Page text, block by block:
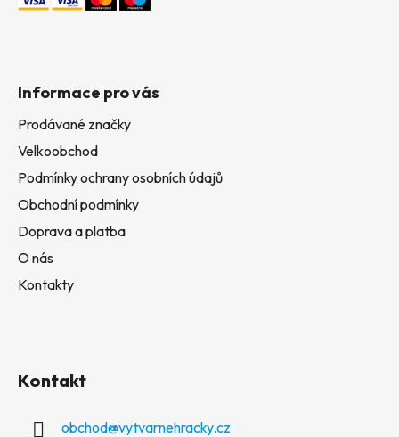
Informace pro vás
Prodávané značky
Velkoobchod
Podmínky ochrany osobních údajů
Obchodní podmínky
Doprava a platba
O nás
Kontakty
Kontakt
obchod@vytvarnehracky.cz